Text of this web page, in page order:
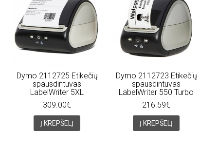
Dymo 2112725 Etikečių
spausdintuvas
LabelWriter 5XL
309.00€
Į KREPŠELĮ
Dymo 2112723 Etikečių
spausdintuvas
LabelWriter 550 Turbo
216.59€
Į KREPŠELĮ